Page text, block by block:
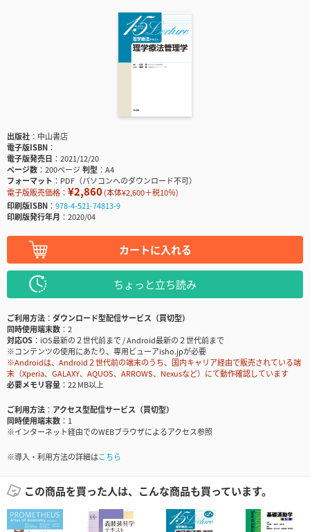
出版社
中山書店
電子版ISBN
電子版発売日
2021/12/20
ページ数
200ページ判型
A4
フォーマット
PDF（パソコンへのダウンロード不可）
電子版販売価格： ¥2,860(本体¥2,600＋税10％)
印刷版ISBN
978-4-521-74813-9
印刷版発行年月
2020/04
カートに入れる
ちょっと立ち読み
ご利用方法
ダウンロード型配信サービス（買切型）
同時使用端末数
2
対応OS
iOS最新の２世代前まで / Android最新の２世代前まで
※コンテンツの使用にあたり、専用ビューアisho.jpが必要
※Androidは、Android２世代前の端末のうち、国内キャリア経由で販売されている端
末（Xperia、GALAXY、AQUOS、ARROWS、Nexusなど）にて動作確認しています
必要メモリ容量
22 MB以上
ご利用方法
アクセス型配信サービス（買切型）
同時使用端末数
1
※インターネット経由でのWEBブラウザによるアクセス参照
※導入・利用方法の詳細はこちら
この商品を買った人は、こんな商品も買っています。